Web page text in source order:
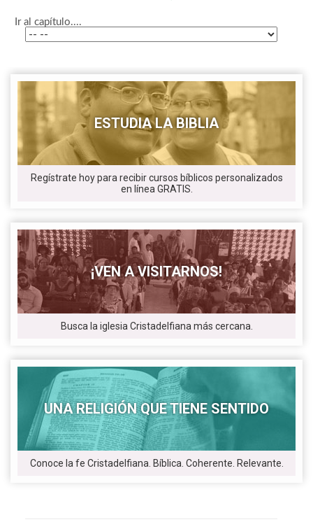
Ir al capítulo....
ESTUDIA LA BIBLIA
Regístrate hoy para recibir cursos bíblicos personalizados
en línea GRATIS.
¡VEN A VISITARNOS!
Busca la iglesia Cristadelfiana más cercana.
UNA RELIGIÓN QUE TIENE SENTIDO
Conoce la fe Cristadelfiana. Bíblica. Coherente. Relevante.